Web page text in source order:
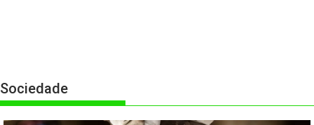
Sociedade